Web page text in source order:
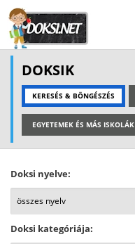
DOKSIK
KERESÉS & BÖNGÉSZÉS
EGYETEMEK ÉS MÁS ISKOLÁK
Doksi nyelve:
Doksi kategóriája: